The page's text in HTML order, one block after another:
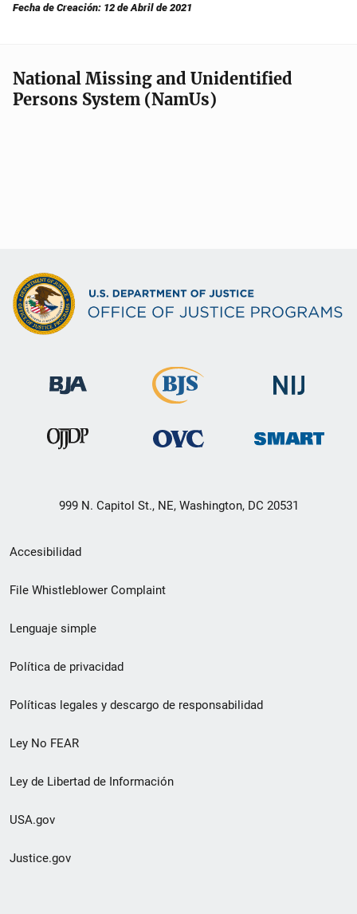
Fecha de Creación: 12 de Abril de 2021
National Missing and Unidentified
Persons System (NamUs)
999 N. Capitol St., NE, Washington, DC 20531
Menú
de
de
pie
de
página
Accesibilidad
File Whistleblower Complaint
Lenguaje simple
Política de privacidad
Políticas legales y descargo de responsabilidad
Ley No FEAR
Ley de Libertad de Información
USA.gov
Justice.gov